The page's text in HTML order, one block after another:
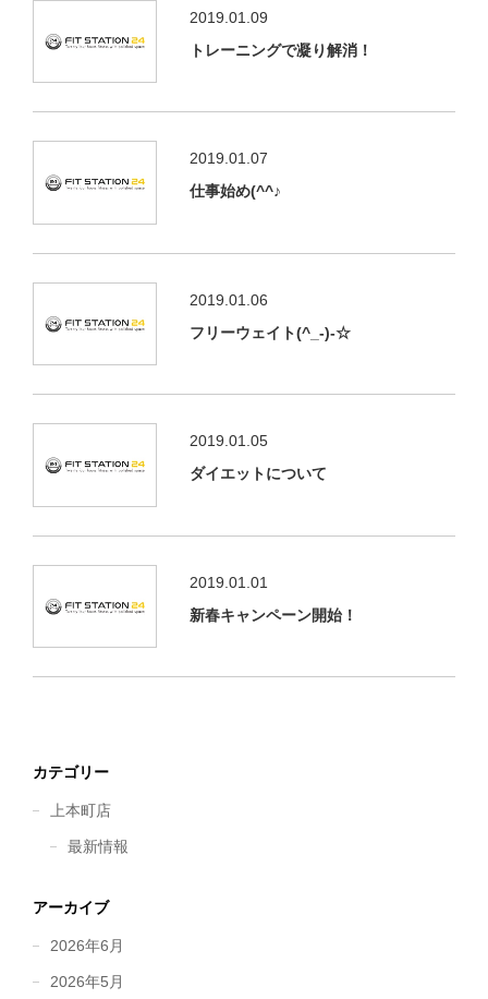
2019.01.09
トレーニングで凝り解消！
2019.01.07
仕事始め(^^♪
2019.01.06
フリーウェイト(^_-)-☆
2019.01.05
ダイエットについて
2019.01.01
新春キャンペーン開始！
カテゴリー
上本町店
最新情報
アーカイブ
2026年6月
2026年5月